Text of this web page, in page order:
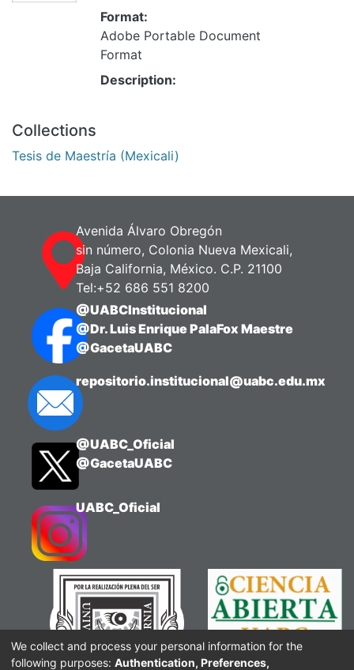
Format:
Adobe Portable Document
Format
Description:
Collections
Tesis de Maestría (Mexicali)
Avenida Álvaro Obregón
sin número, Colonia Nueva Mexicali,
Baja California, México. C.P. 21100
Tel:+52 686 551 8200
@UABCInstitucional
@Dr. Luis Enrique PalaFox Maestre
@GacetaUABC
repositorio.institucional@uabc.edu.mx
@UABC_Oficial
@GacetaUABC
UABC_Oficial
We collect and process your personal information for the
following purposes: Authentication, Preferences,